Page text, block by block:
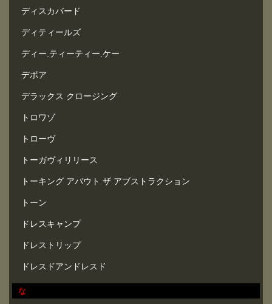
ディスカバード
ディティールズ
ディー.ティーティー.ケー
デボア
デラックス クロージング
トロワゾ
トローヴ
トーガヴィリリース
トーキング アバウト ザ アブストラクション
トーン
ドレスキャンプ
ドレストリップ
ドレスドアンドレスド
な